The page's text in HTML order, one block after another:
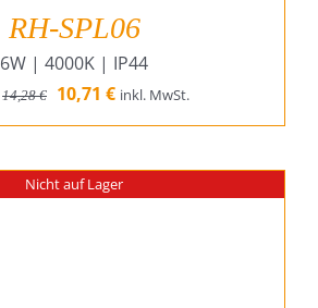
RH-SPL06
6W | 4000K | IP44
14,28€
Ursprünglicher
Preis
14,28 €
10,71 €Aktueller
Preis
10,71 €.
inkl. MwSt.
Nicht auf Lager